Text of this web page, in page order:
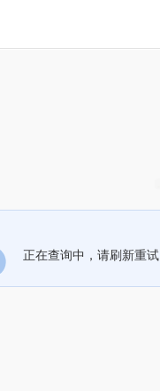
正在查询中，请刷新重试